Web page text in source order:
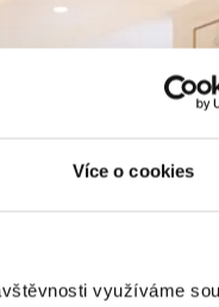
Více o cookies
využíváme